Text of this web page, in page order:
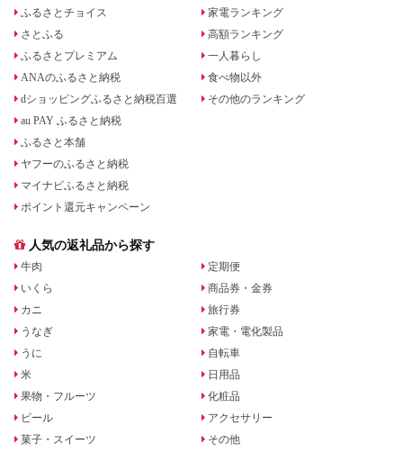
ふるさとチョイス
さとふる
ふるさとプレミアム
ANAのふるさと納税
dショッピングふるさと納税百選
au PAY ふるさと納税
ふるさと本舗
ヤフーのふるさと納税
マイナビふるさと納税
ポイント還元キャンペーン
家電ランキング
高額ランキング
一人暮らし
食べ物以外
その他のランキング
人気の返礼品から探す
牛肉
いくら
カニ
うなぎ
うに
米
果物・フルーツ
ビール
菓子・スイーツ
定期便
商品券・金券
旅行券
家電・電化製品
自転車
日用品
化粧品
アクセサリー
その他